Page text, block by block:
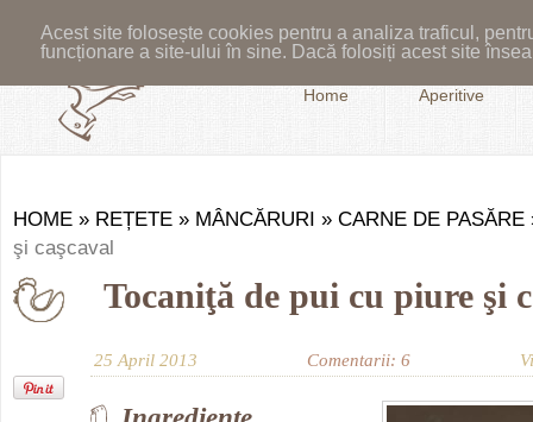
Acest site folosește cookies pentru a analiza traficul,
funcționare a site-ului în sine. Dacă folosiți acest site
Home Aperitive
HOME » REȚETE » MÂNCĂRURI » CARNE DE PASĂRE
şi caşcaval
Tocaniţă de pui cu piure şi
25 April 2013 Comentarii: 6